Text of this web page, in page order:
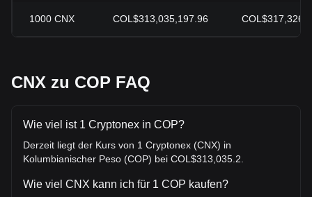
1000 CNX COL$313,035,197.96
CNX zu COP FAQ
Wie viel ist 1 Cryptonex in COP?
Derzeit liegt der Kurs von 1 Cryptonex (CNX) in
Kolumbianischer Peso (COP) bei COL$313,035.2.
Wie viel CNX kann ich für 1 COP kaufen?